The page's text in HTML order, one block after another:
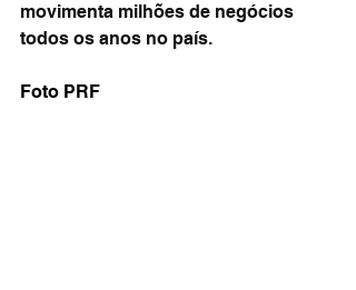
movimenta milhões de negócios
todos os anos no país.
Foto PRF